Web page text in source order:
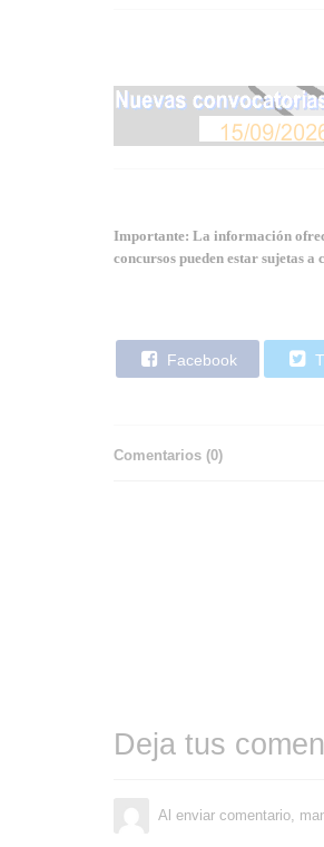
Importante: La información
concursos pueden estar sujetas a
Facebook
Comentarios (0)
Deja tus
Al enviar comentario,